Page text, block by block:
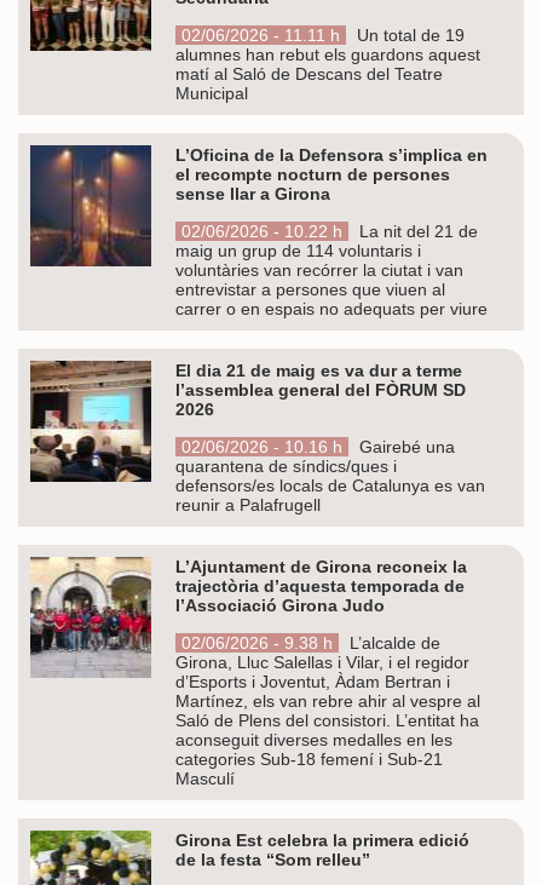
02/06/2026 - 11.11 h
Un total de 19
alumnes han rebut els guardons aquest
matí al Saló de Descans del Teatre
Municipal
L’Oficina de la Defensora s’implica en
el recompte nocturn de persones
sense llar a Girona
02/06/2026 - 10.22 h
La nit del 21 de
maig un grup de 114 voluntaris i
voluntàries van recórrer la ciutat i van
entrevistar a persones que viuen al
carrer o en espais no adequats per viure
El dia 21 de maig es va dur a terme
l’assemblea general del FÒRUM SD
2026
02/06/2026 - 10.16 h
Gairebé una
quarantena de síndics/ques i
defensors/es locals de Catalunya es van
reunir a Palafrugell
L’Ajuntament de Girona reconeix la
trajectòria d’aquesta temporada de
l’Associació Girona Judo
02/06/2026 - 9.38 h
L’alcalde de
Girona, Lluc Salellas i Vilar, i el regidor
d’Esports i Joventut, Àdam Bertran i
Martínez, els van rebre ahir al vespre al
Saló de Plens del consistori. L’entitat ha
aconseguit diverses medalles en les
categories Sub-18 femení i Sub-21
Masculí
Girona Est celebra la primera edició
de la festa “Som relleu”